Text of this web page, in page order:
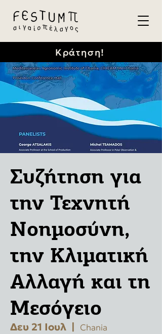
Κράτηση!
Συζήτηση για
την Τεχνητή
Νοημοσύνη,
την Κλιματική
Αλλαγή και τη
Μεσόγειο
Δευ 21 Ιουλ
  |
Chania